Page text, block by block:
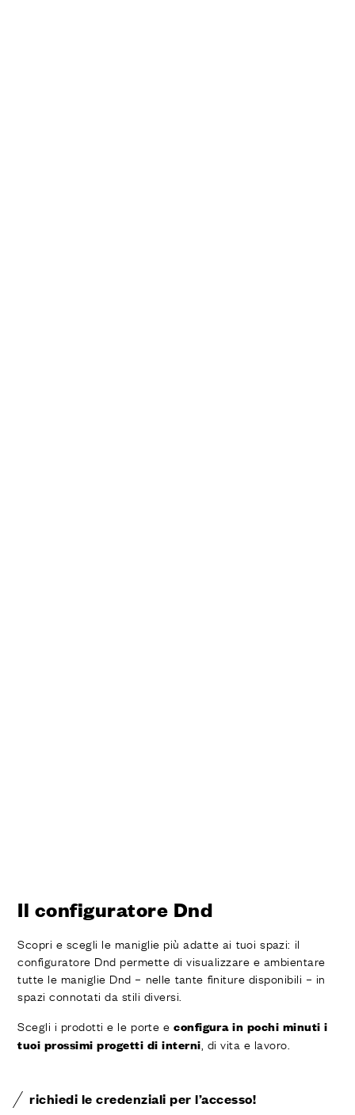
Il configuratore Dnd
Scopri e scegli le maniglie più adatte ai tuoi spazi: il
configuratore Dnd permette di visualizzare e ambientare
tutte le maniglie Dnd – nelle tante finiture disponibili – in
spazi connotati da stili diversi.
Scegli i prodotti e le porte econfigura in pochi minuti i
tuoi prossimi progetti di interni , di vita e lavoro.
richiedi le credenziali per l’accesso!